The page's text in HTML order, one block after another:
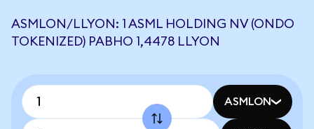
ASMLON/LLYON: 1 ASML HOLDING NV (ONDO
TOKENIZED) РАВНО 1,4478 LLYON
ASMLON